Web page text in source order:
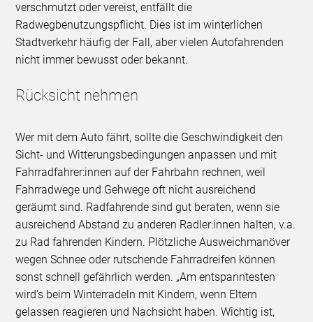
verschmutzt oder vereist, entfällt die
Radwegbenutzungspflicht. Dies ist im winterlichen
Stadtverkehr häufig der Fall, aber vielen Autofahrenden
nicht immer bewusst oder bekannt.
Rücksicht nehmen
Wer mit dem Auto fährt, sollte die Geschwindigkeit den
Sicht- und Witterungsbedingungen anpassen und mit
Fahrradfahrer:innen auf der Fahrbahn rechnen, weil
Fahrradwege und Gehwege oft nicht ausreichend
geräumt sind. Radfahrende sind gut beraten, wenn sie
ausreichend Abstand zu anderen Radler:innen halten, v.a.
zu Rad fahrenden Kindern. Plötzliche Ausweichmanöver
wegen Schnee oder rutschende Fahrradreifen können
sonst schnell gefährlich werden. „Am entspanntesten
wird’s beim Winterradeln mit Kindern, wenn Eltern
gelassen reagieren und Nachsicht haben. Wichtig ist,